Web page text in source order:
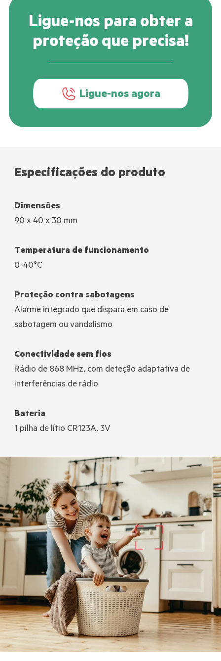
Ligue-nos para obter a
proteção que precisa!
Ligue-nos agora
Especificações do produto
Dimensões
90 x 40 x 30 mm
Temperatura de funcionamento
0-40°C
Proteção contra sabotagens
Alarme integrado que dispara em caso de
sabotagem ou vandalismo
Conectividade sem fios
Rádio de 868 MHz, com deteção adaptativa de
interferências de rádio
Bateria
1 pilha de lítio CR123A, 3V